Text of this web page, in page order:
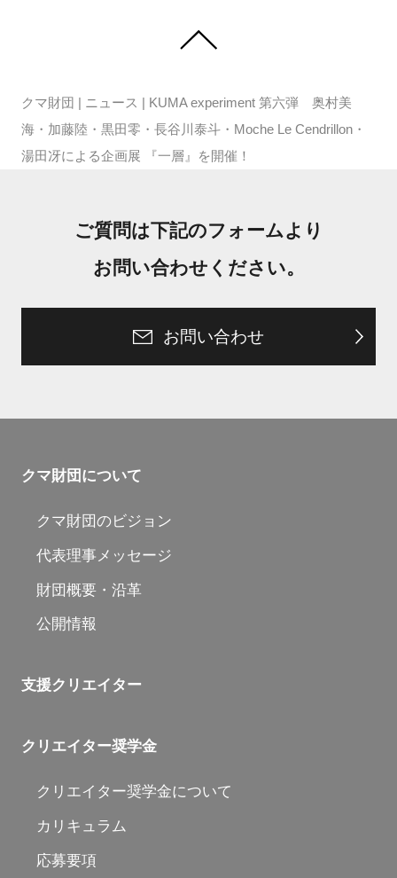
クマ財団 ニュース
KUMA experiment 第六弾 奥村美
海・加藤陸・黒田零・長谷川泰斗・Moche Le Cendrillon・
湯田冴による企画展 『一層』を開催！
ご質問は下記のフォームより
お問い合わせください。
お問い合わせ
クマ財団について
クマ財団のビジョン
代表理事メッセージ
財団概要・沿革
公開情報
支援クリエイター
クリエイター奨学金
クリエイター奨学金について
カリキュラム
応募要項